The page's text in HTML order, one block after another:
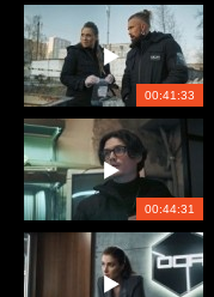
00:41:33
00:44:31